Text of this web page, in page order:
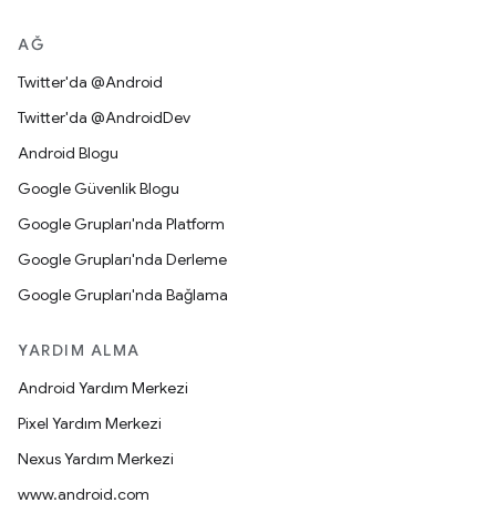
AĞ
Twitter'da @Android
Twitter'da @AndroidDev
Android Blogu
Google Güvenlik Blogu
Google Grupları'nda Platform
Google Grupları'nda Derleme
Google Grupları'nda Bağlama
YARDIM ALMA
Android Yardım Merkezi
Pixel Yardım Merkezi
Nexus Yardım Merkezi
www.android.com